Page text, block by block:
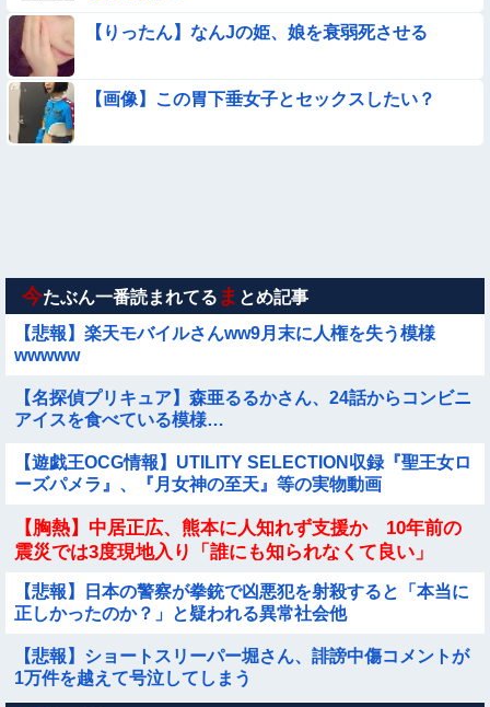
★★昨晩、久しぶりに嫁とセックスしたんだが・・・
【参考画像】脱がしたら『残念オッパイ』を褒める時の模範解
答
【りったん】なんJの姫、娘を衰弱死させる
【画像】この胃下垂女子とセックスしたい？
今たぶん一番読まれてる ま とめ記事
【悲報】楽天モバイルさんww9月末に人権を失う模様
wwwww
【名探偵プリキュア】森亜るるかさん、24話からコンビニ
アイスを食べている模様…
【遊戯王OCG情報】UTILITY SELECTION収録『聖王女ロ
ーズパメラ』、『月女神の至天』等の実物動画
【胸熱】中居正広、熊本に人知れず支援か 10年前の
震災では3度現地入り「誰にも知られなくて良い」
【悲報】日本の警察が拳銃で凶悪犯を射殺すると「本当に
正しかったのか？」と疑われる異常社会他
【悲報】ショートスリーパー堀さん、誹謗中傷コメントが
1万件を越えて号泣してしまう